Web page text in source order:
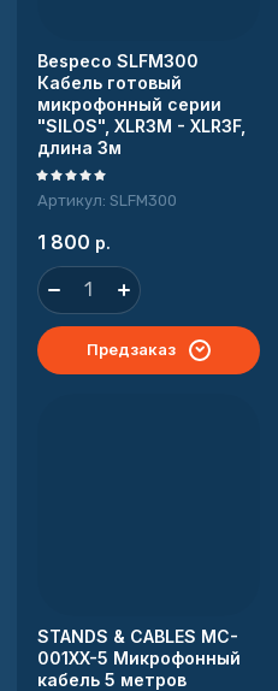
Bespeco SLFM300
Кабель готовый
микрофонный серии
"SILOS", XLR3M - XLR3F,
длина 3м
Артикул: SLFM300
1 800 р.
Предзаказ
STANDS & CABLES MC-
001XX-5 Микрофонный
кабель 5 метров